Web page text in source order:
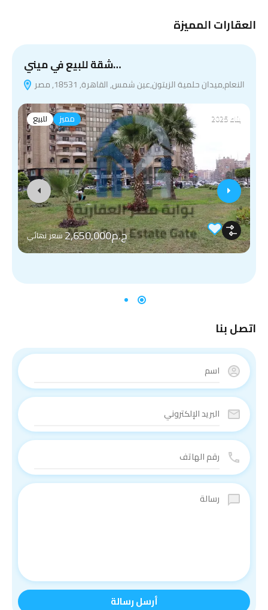
العقارات المميزة
شقة للبيع في ميني…
النعام,ميدان حلمية الزيتون,عين شمس, القاهرة, 18531, مصر
للبيع مميز بناء 2025
ج.م2,650,000
سعر نهائي
اتصل بنا